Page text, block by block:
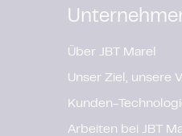
Über JBT Marel
Unser Ziel, unsere
Kunden-
Arbeiten bei JBT